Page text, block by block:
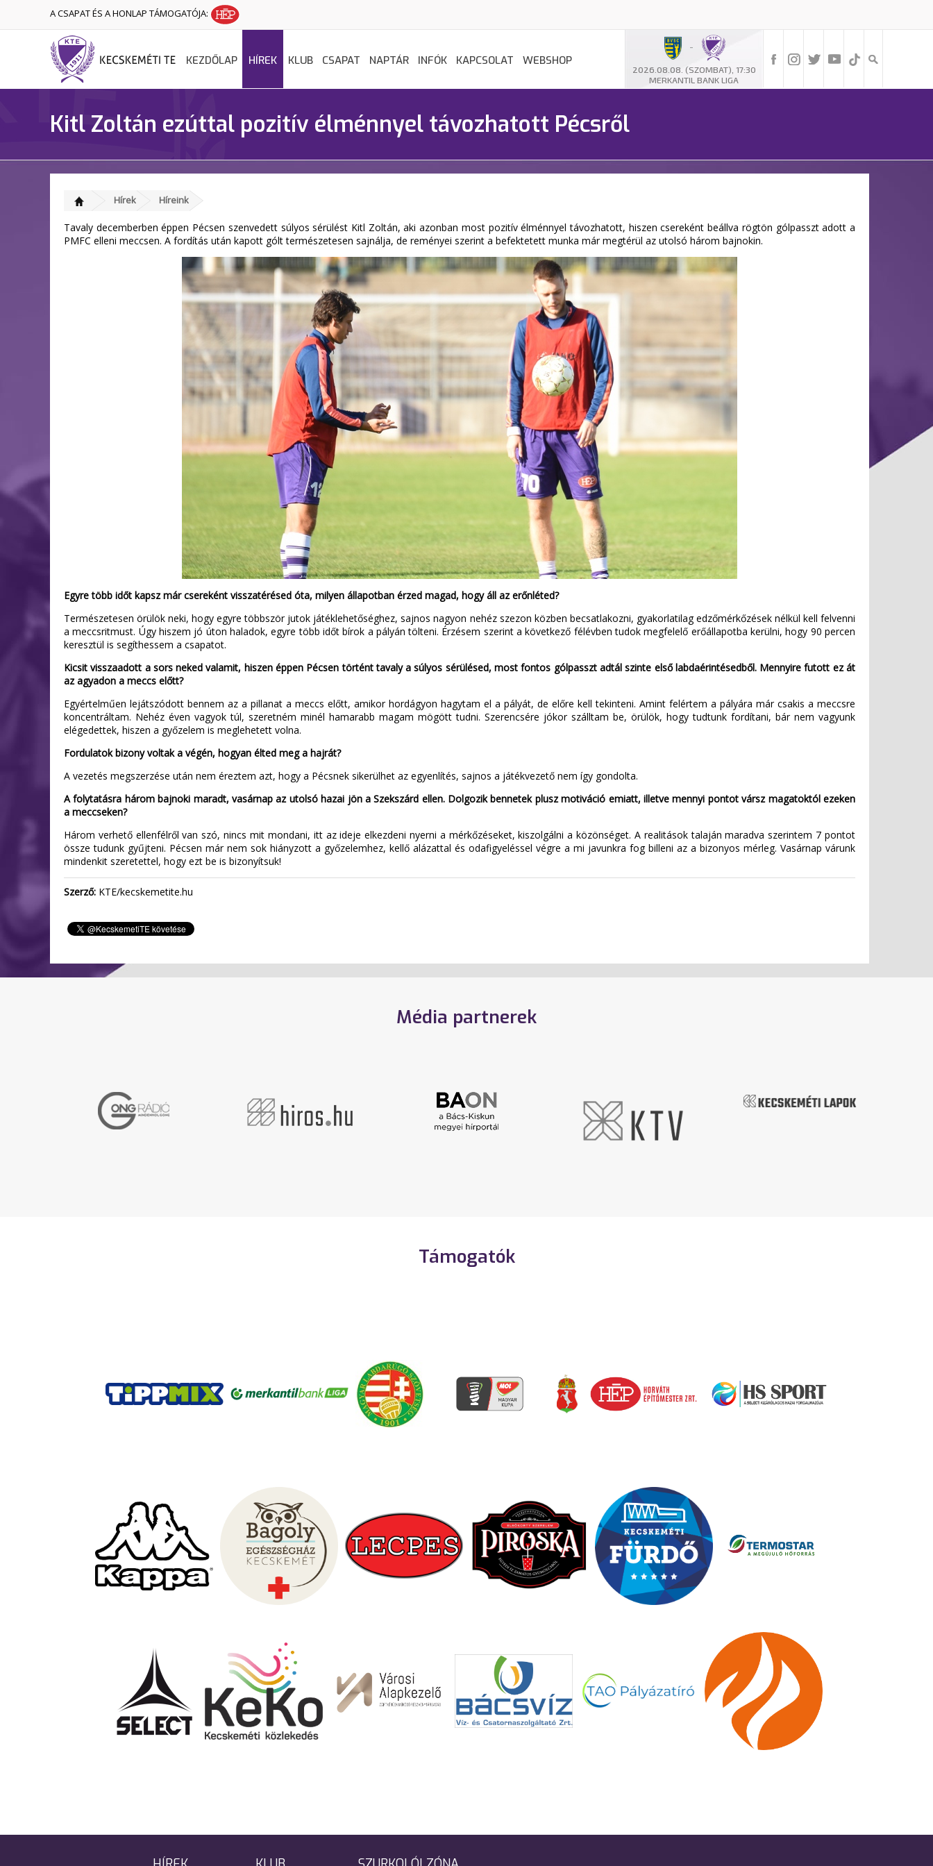
A CSAPAT ÉS A HONLAP TÁMOGATÓJA:
-
2026.08.08. (SZOMBAT), 17:30
MERKANTIL BANK LIGA
KEZDŐLAP HÍREK KLUB CSAPAT NAPTÁR INFÓK KAPCSOLAT WEBSHOP
Kitl Zoltán ezúttal pozitív élménnyel távozhatott Pécsről
Hírek Híreink
Tavaly decemberben éppen Pécsen szenvedett súlyos sérülést Kitl Zoltán, aki azonban most pozitív élménnyel távozhatott, hiszen csereként beállva rögtön gólpasszt adott a
PMFC elleni meccsen. A fordítás után kapott gólt természetesen sajnálja, de reményei szerint a befektetett munka már megtérül az utolsó három bajnokin.
Egyre több időt kapsz már csereként visszatérésed óta, milyen állapotban érzed magad, hogy áll az erőnléted?
Természetesen örülök neki, hogy egyre többször jutok játéklehetőséghez, sajnos nagyon nehéz szezon közben becsatlakozni, gyakorlatilag edzőmérkőzések nélkül kell felvenni
a meccsritmust. Úgy hiszem jó úton haladok, egyre több időt bírok a pályán tölteni. Érzésem szerint a következő félévben tudok megfelelő erőállapotba kerülni, hogy 90 percen
keresztül is segíthessem a csapatot.
Kicsit visszaadott a sors neked valamit, hiszen éppen Pécsen történt tavaly a súlyos sérülésed, most fontos gólpasszt adtál szinte első labdaérintésedből. Mennyire futott ez át
az agyadon a meccs előtt?
Egyértelműen lejátszódott bennem az a pillanat a meccs előtt, amikor hordágyon hagytam el a pályát, de előre kell tekinteni. Amint felértem a pályára már csakis a meccsre
koncentráltam. Nehéz éven vagyok túl, szeretném minél hamarabb magam mögött tudni. Szerencsére jókor szálltam be, örülök, hogy tudtunk fordítani, bár nem vagyunk
elégedettek, hiszen a győzelem is meglehetett volna.
Fordulatok bizony voltak a végén, hogyan élted meg a hajrát?
A vezetés megszerzése után nem éreztem azt, hogy a Pécsnek sikerülhet az egyenlítés, sajnos a játékvezető nem így gondolta.
A folytatásra három bajnoki maradt, vasárnap az utolsó hazai jön a Szekszárd ellen. Dolgozik bennetek plusz motiváció emiatt, illetve mennyi pontot vársz magatoktól ezeken
a meccseken?
Három verhető ellenfélről van szó, nincs mit mondani, itt az ideje elkezdeni nyerni a mérkőzéseket, kiszolgálni a közönséget. A realitások talaján maradva szerintem 7 pontot
össze tudunk gyűjteni. Pécsen már nem sok hiányzott a győzelemhez, kellő alázattal és odafigyeléssel végre a mi javunkra fog billeni az a bizonyos mérleg. Vasárnap várunk
mindenkit szeretettel, hogy ezt be is bizonyítsuk!
Szerző: KTE/kecskemetite.hu
Média partnerek
Támogatók